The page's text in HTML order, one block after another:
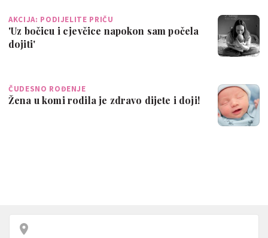
AKCIJA: PODIJELITE PRIČU
'Uz bočicu i cjevčice napokon sam počela
dojiti'
ČUDESNO ROĐENJE
Žena u komi rodila je zdravo dijete i doji!